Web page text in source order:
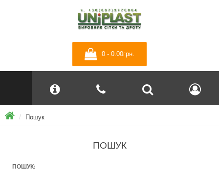
0 - 0.00грн.
Пошук
ПОШУК
ПОШУК: